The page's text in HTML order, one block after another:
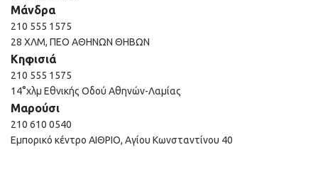
Μάνδρα
210 555 1575
28 ΧΛΜ, ΠΕΟ ΑΘΗΝΩΝ ΘΗΒΩΝ
Κηφισιά
210 555 1575
14°χλμ Εθνικής Οδού Αθηνών-Λαμίας
Μαρούσι
210 610 0540
Εμπορικό κέντρο ΑΙΘΡΙΟ, Αγίου Κωνσταντίνου 40